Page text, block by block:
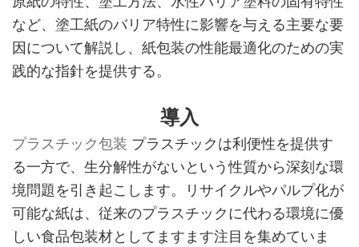
など、塗工紙のバリア特性に影響を与える主要な要
因について解説し、紙包装の性能最適化のための実
践的な指針を提供する。
導入
プラスチック包装 プラスチックは利便性を提供す
る一方で、生分解性がないという性質から深刻な環
境問題を引き起こします。リサイクルやパルプ化が
可能な紙は、従来のプラスチックに代わる環境に優
しい食品包装材としてますます注目を集めていま